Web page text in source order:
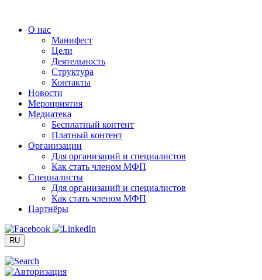
содержимому
О нас
Манифест
Цели
Деятельность
Структура
Контакты
Новости
Мероприятия
Медиатека
Бесплатный контент
Платный контент
Организации
Для организаций и специалистов
Как стать членом МФП
Специалисты
Для организаций и специалистов
Как стать членом МФП
Партнёры
RU